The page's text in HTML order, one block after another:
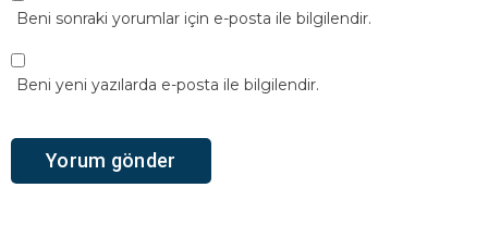
Beni sonraki yorumlar için e-posta ile bilgilendir.
Beni yeni yazılarda e-posta ile bilgilendir.